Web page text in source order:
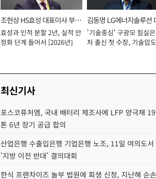
조현상 HS효성 대표이사 부회
장
효성과 인적 분할 2년, 실적 안
정화 단계 들어서 [2026년]
김동명 LG에너지솔루션
이사 사장
'기술중심' 구광모 힘실
자 출신 첫 수장, 기술압
최신기사
포스코퓨처엠, 국내 배터리 제조사에 LFP 양극재
톤 6년 장기 공급 합의
산업은행 수출입은행 기업은행 노조, 11일 여의도서
'지방 이전 반대' 결의대회
한식 프랜차이즈 놀부 법원에 회생 신청, 지난해 순